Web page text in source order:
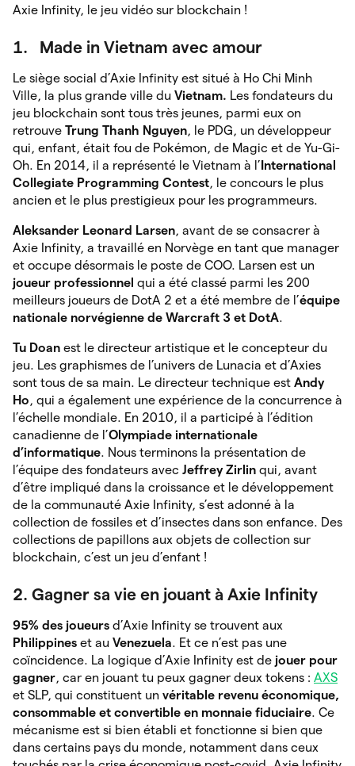
Axie Infinity, le jeu vidéo sur blockchain !
1. Made in Vietnam avec amour
Le siège social d’Axie Infinity est situé à Ho Chi Minh
Ville, la plus grande ville du Vietnam. Les fondateurs du
jeu blockchain sont tous très jeunes, parmi eux on
retrouve Trung Thanh Nguyen, le PDG, un développeur
qui, enfant, était fou de Pokémon, de Magic et de Yu-Gi-
Oh. En 2014, il a représenté le Vietnam à l’ International
Collegiate Programming Contest, le concours le plus
ancien et le plus prestigieux pour les programmeurs.
Aleksander Leonard Larsen, avant de se consacrer à
Axie Infinity, a travaillé en Norvège en tant que manager
et occupe désormais le poste de COO. Larsen est un
joueur professionnel qui a été classé parmi les 200
meilleurs joueurs de DotA 2 et a été membre de l’équipe
nationale norvégienne de Warcraft 3 et DotA.
Tu Doan est le directeur artistique et le concepteur du
jeu. Les graphismes de l’univers de Lunacia et d’Axies
sont tous de sa main. Le directeur technique est Andy
Ho, qui a également une expérience de la concurrence à
l’échelle mondiale. En 2010, il a participé à l’édition
canadienne de l’Olympiade internationale
d’informatique. Nous terminons la présentation de
l’équipe des fondateurs avec Jeffrey Zirlin qui, avant
d’être impliqué dans la croissance et le développement
de la communauté Axie Infinity, s’est adonné à la
collection de fossiles et d’insectes dans son enfance. Des
collections de papillons aux objets de collection sur
blockchain, c’est un jeu d’enfant !
2. Gagner sa vie en jouant à Axie Infinity
95% des joueurs d’Axie Infinity se trouvent aux
Philippines et au Venezuela. Et ce n’est pas une
coïncidence. La logique d’Axie Infinity est de jouer pour
gagner, car en jouant tu peux gagner deux tokens : AXS
et SLP, qui constituent un véritable revenu économique,
consommable et convertible en monnaie fiduciaire. Ce
mécanisme est si bien établi et fonctionne si bien que
dans certains pays du monde, notamment dans ceux